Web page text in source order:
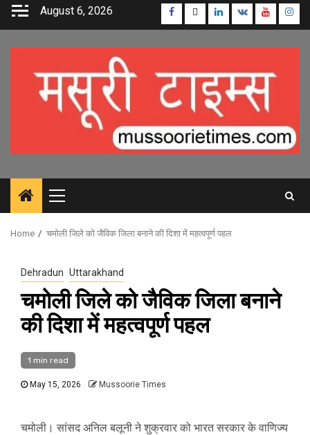
Skip
August 6, 2026 Facebook
TwitterLinkedin
VK Youtube
Primary
Menu
Home चमोली जिले को जैविक जिला बनाने की दिशा में महत्वपूर्ण पहल
Dehradun Uttarakhand
चमोली जिले को जैविक जिला बनाने
की दिशा में महत्वपूर्ण पहल
1 min read
May 15, 2026 Mussoorie Times
चमोली। सांसद अनिल बलूनी ने शुक्रवार को भारत सरकार के वाणिज्य